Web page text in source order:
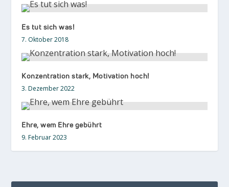
Es tut sich was!
7. Oktober 2018
Konzentration stark, Motivation hoch!
3. Dezember 2022
Ehre, wem Ehre gebührt
9. Februar 2023